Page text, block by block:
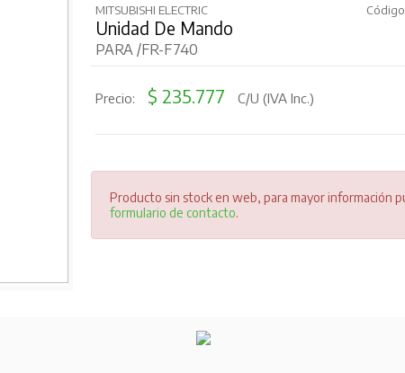
MITSUBISHI ELECTRIC
Unidad De Mando
PARA /FR-F740
Precio: $ 235.777 C/U (IVA Inc.)
Producto sin stock en web, para mayor información
formulario de contacto.